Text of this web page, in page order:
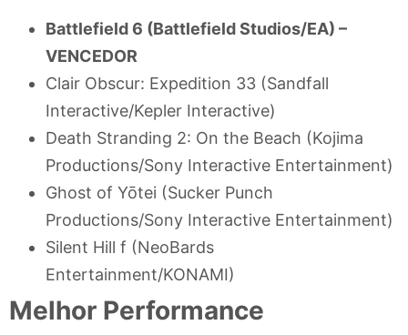
Battlefield 6 (Battlefield Studios/EA) –
VENCEDOR
Clair Obscur: Expedition 33 (Sandfall
Interactive/Kepler Interactive)
Death Stranding 2: On the Beach (Kojima
Productions/Sony Interactive Entertainment)
Ghost of Yōtei (Sucker Punch
Productions/Sony Interactive Entertainment)
Silent Hill f (NeoBards
Entertainment/KONAMI)
Melhor Performance